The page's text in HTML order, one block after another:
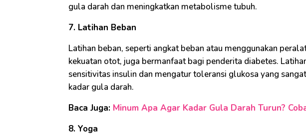
gula darah dan meningkatkan metabolisme tubuh.
7. Latihan Beban
Latihan beban, seperti angkat beban atau menggunakan
kekuatan otot, juga bermanfaat bagi penderita diabetes.
sensitivitas insulin dan mengatur toleransi glukosa yang
kadar gula darah.
Baca Juga: Minum Apa Agar Kadar Gula Darah Turun?
8. Yoga